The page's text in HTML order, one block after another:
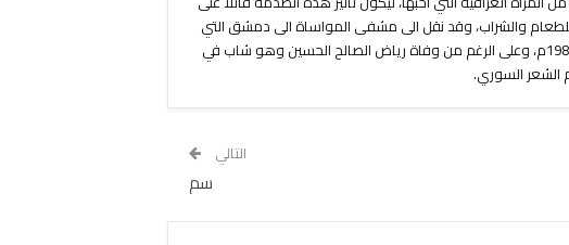
والشراب، وقد نقل الى مشفى المواساة الى دمشق التي
فارق الحياة فيها بتاريخ 21 تشرين الثاني/ نوفمبر 1982م، وعلى الرغم من وفاة رياض الصالح الحسين وهو شاب في
التالي
سم